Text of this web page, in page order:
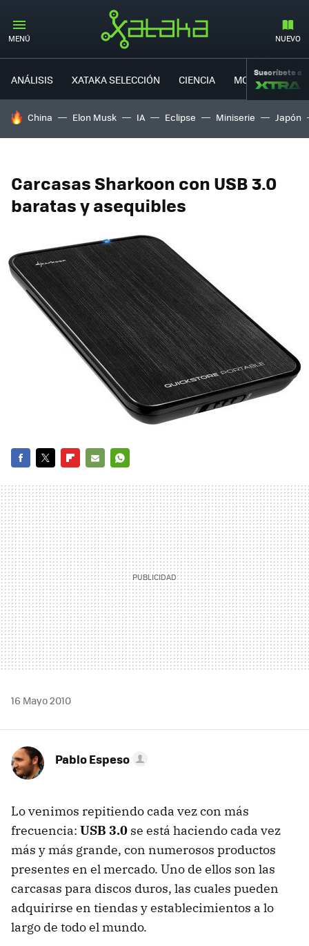
MENÚ NUEVO
ANÁLISIS XATAKA SELECCIÓN CIENCIA MOVILIDAD
Suscríbete a
HOY SE HABLA DE
China Elon Musk IA Eclipse Miniserie Japón
Carcasas Sharkoon con USB 3.0
baratas y asequibles
MAIL
16 Mayo 2010
Pablo Espeso
Lo venimos repitiendo cada vez con más
frecuencia: USB 3.0 se está haciendo cada vez
más y más grande, con numerosos productos
presentes en el mercado. Uno de ellos son las
carcasas para discos duros, las cuales pueden
adquirirse en tiendas y establecimientos a lo
largo de todo el mundo.